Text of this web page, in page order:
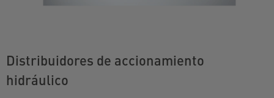
Distribuidores de accionamiento
hidráulico